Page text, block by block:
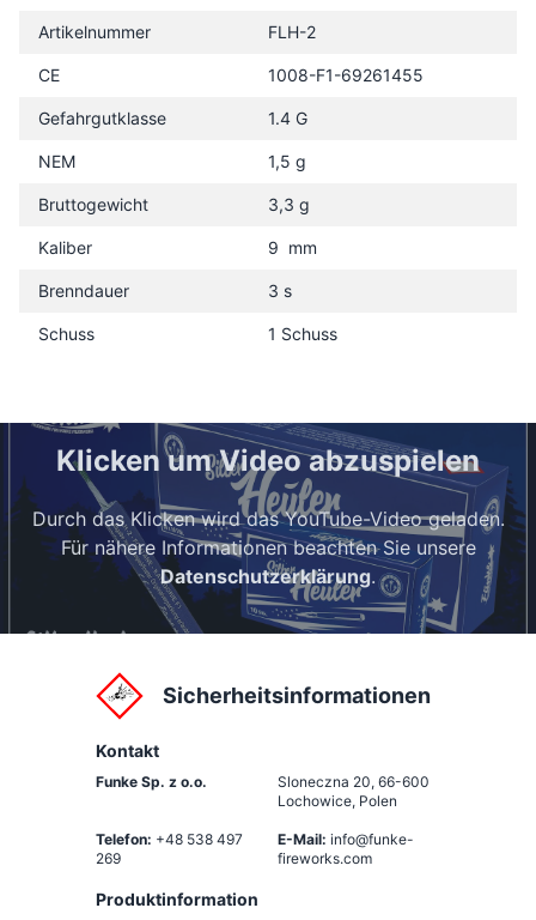
Artikelnummer FLH-2
CE 1008-F1-69261455
Gefahrgutklasse 1.4 G
NEM 1,5 g
Bruttogewicht 3,3 g
Kaliber 9 mm
Brenndauer 3 s
Schuss 1 Schuss
Klicken um Video abzuspielen
Durch das Klicken wird das YouTube-Video geladen.
Für nähere Informationen beachten Sie unsere
Datenschutzerklärung.
Sicherheitsinformationen
Kontakt
Funke Sp. z o.o. Sloneczna 20, 66-600
Lochowice, Polen
Telefon: +48 538 497
269
E-Mail: info@funke-
fireworks.com
Produktinformation